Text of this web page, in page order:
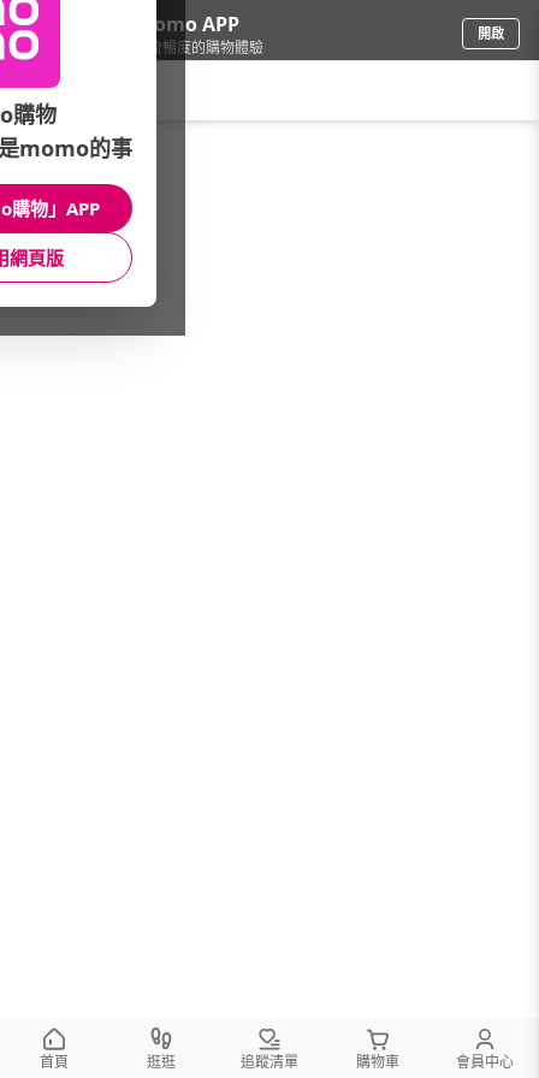
下載momo APP
給你3倍流暢度的購物體驗
開啟
彩妝保養/劑型/噴霧
館長推薦 月銷量
首頁 逛逛 追蹤清單 購物車 會員中心
購物
momo的事
購物」APP
網頁版